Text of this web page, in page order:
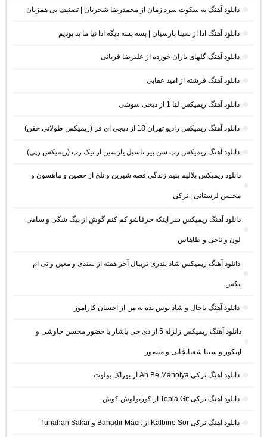
دانلود آهنگ به سکوت سرد زمان از محمدرضا شجریان | تصنیف بی همزبان
دانلود آهنگ ادا از سینا پارسیان | بسه بسه دیگه ادا نیا ما بد بودیم
دانلود آهنگ گلهای باران خورده از علیرضا قربانی
دانلود آهنگ فرشته از امید عقابی
دانلود آهنگ ریمیکس لنا 1 از دیجی سوشی
دانلود آهنگ ریمیکس رادیو تهران 18 از دیجی ای فر (ریمیکس طولانی خفن)
دانلود آهنگ ریمیکس رپ سن بیر ناسیل یارسین از تیک رپ (ریمیکس رپی)
دانلود ریمیکس بلالیم بنیم زندگی قصه شیرین و تلخ از حصین و ماهسون و
محسن لرستانی | ترکی
دانلود آهنگ ریمیکس سر اینکه حرفاشو کم کنم گوش از بیگ شگی و سامی
لون و ناجی و طاهاس
دانلود آهنگ ریمیکس شاد بندری تریبال آخر هفته از سندی و معین و تی ام
بکس
دانلود آهنگ باحال و شاد بوس بده به من از احسان کاراموز
دانلود آهنگ ریمیکس زلزله 5 از دی جی یاشار با حضور محسن چاوشی و
اپیکور و سینا شعبانخانی و منصور
دانلود آهنگ ترکی Ah Be Manolya از بوراک بولوت
دانلود آهنگ ترکی Topla Git از کورتولوش کوش
دانلود آهنگ ترکی Kalbine Sor از Bahadır Macit و Tunahan Sakar